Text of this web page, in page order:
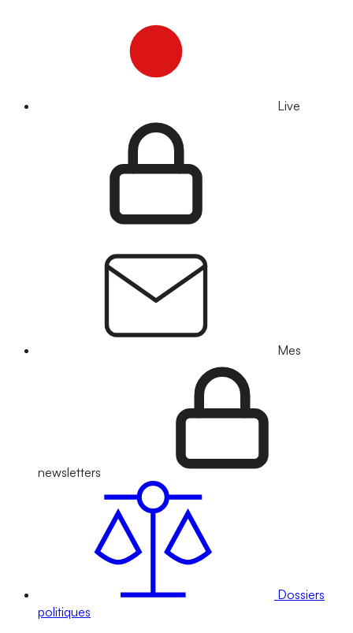
Live
Mes
newsletters
Dossiers
politiques